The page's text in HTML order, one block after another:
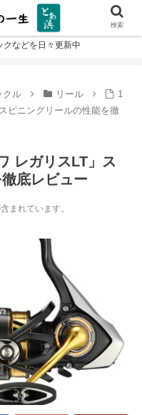
などを日々更新中
クル リール
1
ピニングリールの性能を徹
レガリスLT」ス
底レビュー
まれています。
検索